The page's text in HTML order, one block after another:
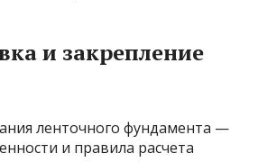
и закрепление